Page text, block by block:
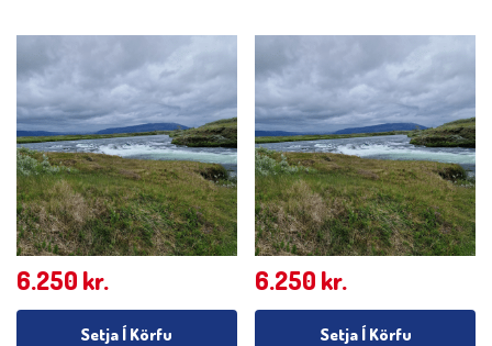
6.250 kr.
Setja Í Körfu
6.250 kr.
Setja Í Körfu